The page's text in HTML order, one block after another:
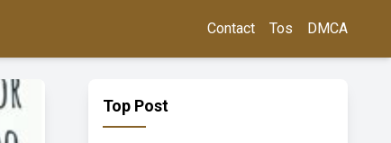
Contact Tos DMCA
Top Post